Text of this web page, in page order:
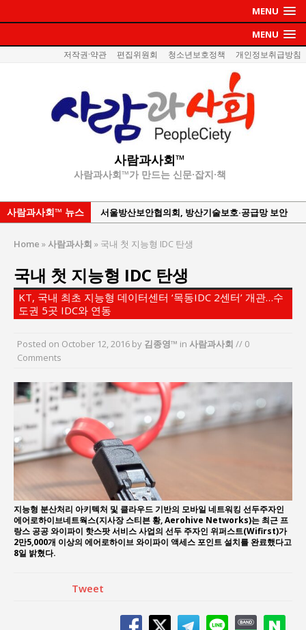
MENU
MENU
저작권·약관 편집위원회 청소년보호정책 개인정보취급방침
사람과사회™
사람과사회™가 만드는 신문·잡지·책
사람과사회™ 뉴스
서울방산보안협의회, 방산기술보호·공급망 보안
서효석 충청향우회중앙회 총재 취임 논란 확산
지방의회 공약은 ‘빛 좋은 개살구’인가?
“7월 1일 의장 선출은 ‘위법’이다”
“엄마의 절박함과 ‘실무형 정치인’으로 생활정치 실
김종대, “현대전, 강한 군대도 약해질 수 있다”
통일 지향 2국가론: 한반도 평화의 새로운 길
강산건설 박재윤 강제추행 사건, 무엇이 문제인가?
한국지방재정공제회, 2026년 정기 승진 인사 발표
Home »사람과사회 » 국내 첫 지능형 IDC 탄생
국내 첫 지능형 IDC 탄생
KT, 국내 최초 지능형 데이터센터 ‘목동IDC 2센터’ 개관…수
도권 5곳 IDC와 연동
Posted on October 12, 2016 by 김종영™ in 사람과사회 // 0
Comments
지능형 분산처리 아키텍처 및 클라우드 기반의 모바일 네트워킹 선두주자인
에어로하이브네트웍스(지사장 스티븐 황, Aerohive Networks)는 최근 프
랑스 공공 와이파이 핫스팟 서비스 사업의 선두 주자인 위퍼스트(Wifirst)가
2만5,000개 이상의 에어로하이브 와이파이 액세스 포인트 설치를 완료했다고
8일 밝혔다.
Tweet